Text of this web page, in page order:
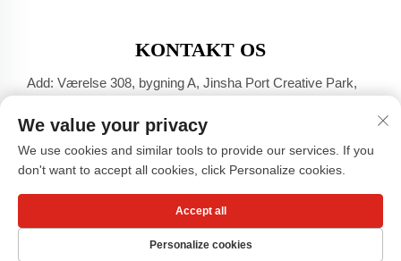
KONTAKT OS
Add: Værelse 308, bygning A, Jinsha Port Creative Park,
Tel: +86-17304049586
E-mail:[email protected]
Copyright © Guangzhou Xiaohongshu Beklædnings Co., LTD -
Privatlivspolitik
We value your privacy
We use cookies and similar tools to provide our services. If you
don't want to accept all cookies, click Personalize cookies.
Personalize cookies
Accept all